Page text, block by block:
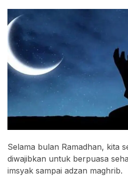
Selama bulan Ramadhan, kita
diwajibkan untuk berpuasa
imsyak sampai adzan maghrib.